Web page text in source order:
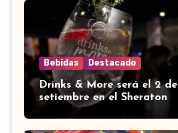
Bebidas Destacado
Drinks & More será el 2 de
setiembre en el Sheraton